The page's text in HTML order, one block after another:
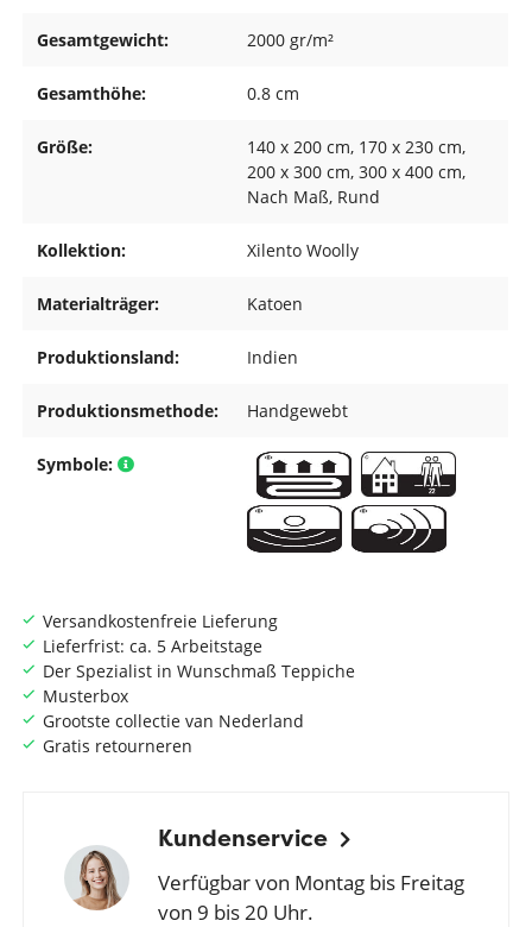
Versandkostenfreie Lieferung
Lieferfrist: ca. 5 Arbeitstage
Der Spezialist in Wunschmaß Teppiche
Musterbox
Grootste collectie van Nederland
Gratis retourneren
Kundenservice
Verfügbar von Montag bis Freitag
von 9 bis 20 Uhr.
Gesamtgewicht: 2000 gr/m²
Gesamthöhe: 0.8 cm
Größe: 140 x 200 cm, 170 x 230 cm,
200 x 300 cm, 300 x 400 cm,
Nach Maß, Rund
Kollektion: Xilento Woolly
Materialträger: Katoen
Produktionsland: Indien
Produktionsmethode: Handgewebt
Symbole: